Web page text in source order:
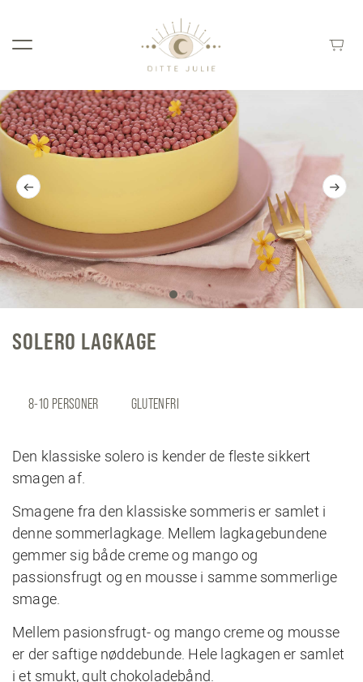
SOLERO LAGKAGE
8-10 PERSONER GLUTENFRI
Den klassiske solero is kender de fleste sikkert
smagen af.
Smagene fra den klassiske sommeris er samlet i
denne sommerlagkage. Mellem lagkagebundene
gemmer sig både creme og mango og
passionsfrugt og en mousse i samme sommerlige
smage.
Mellem pasionsfrugt- og mango creme og mousse
er der saftige nøddebunde. Hele lagkagen er samlet
i et smukt, gult chokoladebånd.